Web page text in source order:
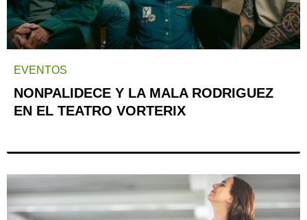
EVENTOS
NONPALIDECE Y LA MALA RODRIGUEZ
EN EL TEATRO VORTERIX